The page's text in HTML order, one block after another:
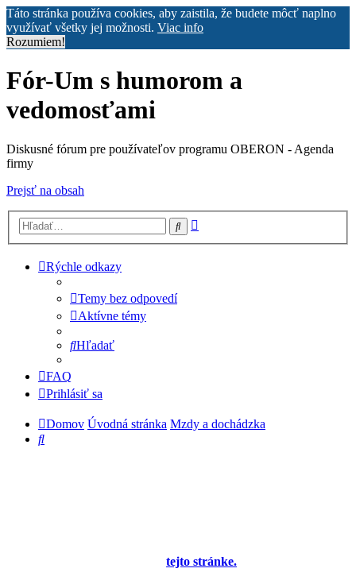
Táto stránka používa cookies, aby zaistila, že budete môcť naplno
využívať všetky jej možnosti. Viac info
Rozumiem!
Fór-Um s humorom a
vedomosťami
Diskusné fórum pre používateľov programu OBERON - Agenda
firmy
Prejsť na obsah
Hľadať
Rýchle odkazy
Temy bez odpovedí
Aktívne témy
Hľadať
FAQ
Prihlásiť sa
Domov Úvodná stránka Mzdy a dochádzka
Hľadať
tejto stránke.